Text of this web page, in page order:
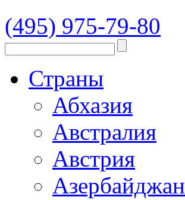
(495) 975-79-80
Страны
Абхазия
Австралия
Австрия
Азербайджан